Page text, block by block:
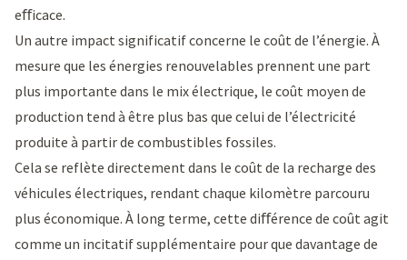
eﬀicace.
Un autre impact significatif concerne le coût de l’énergie. À
mesure que les énergies renouvelables prennent une part
plus importante dans le mix électrique, le coût moyen de
production tend à être plus bas que celui de l’électricité
produite à partir de combustibles fossiles.
Cela se reflète directement dans le coût de la recharge des
véhicules électriques, rendant chaque kilomètre parcouru
plus économique. À long terme, cette diﬀérence de coût agit
comme un incitatif supplémentaire pour que davantage de